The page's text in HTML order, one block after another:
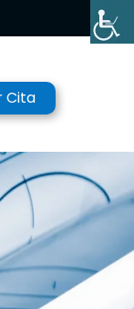
Cita